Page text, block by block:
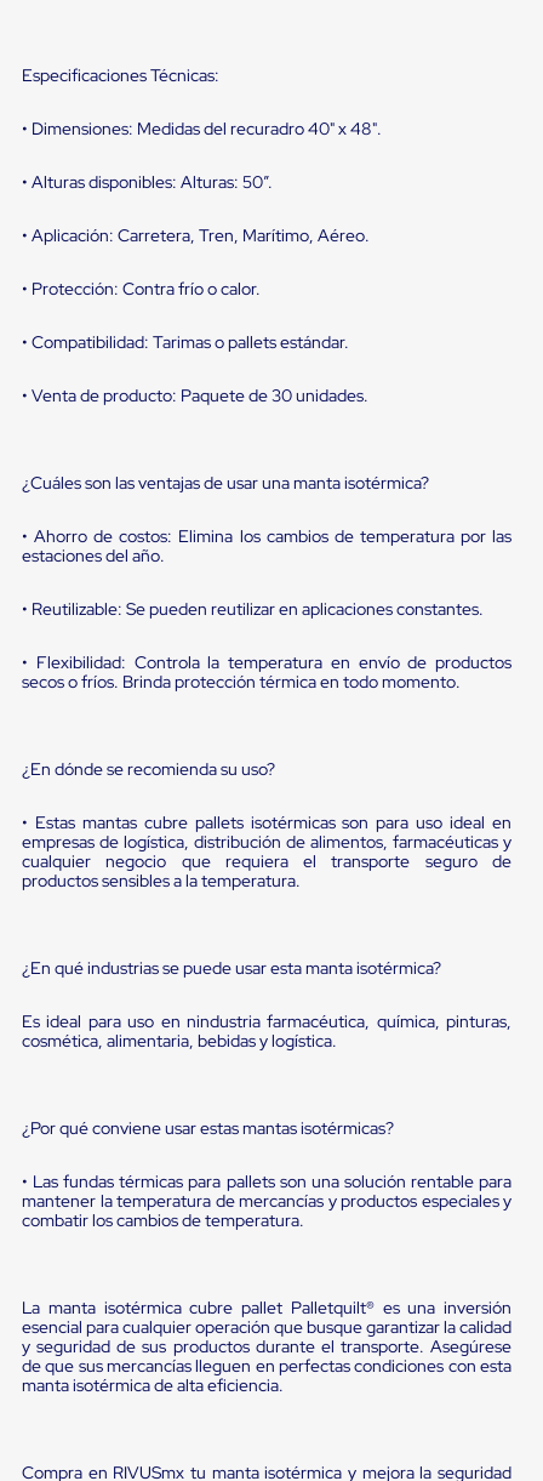
de
Multi
Transportes
de
Controles
de
Básico
de
Muelle/Andén
Diablito
eléctrico
manual
Plataformas
carga
Jaulas
Distribución
Ultima
Charolas
Contenedores
Metálicos
Colapsables
Jaulas
Milla
Robo
Hormiga
Estanterías
Distribución
Equipos
Diablitos
de
carga
Embalaje
Playo
Emplaye
Stretch
Film
Plastico
Especificaciones Técnicas:
• Dimensiones: Medidas del recuradro 40" x 48".
• Alturas disponibles: Alturas: 50”.
• Aplicación: Carretera, Tren, Marítimo, Aéreo.
• Protección: Contra frío o calor.
• Compatibilidad: Tarimas o pallets estándar.
• Venta de producto: Paquete de 30 unidades.
¿Cuáles son las ventajas de usar una manta isotérmica?
• Ahorro de costos: Elimina los cambios de temperatura por las
estaciones del año.
• Reutilizable: Se pueden reutilizar en aplicaciones constantes.
• Flexibilidad: Controla la temperatura en envío de productos
secos o fríos. Brinda protección térmica en todo momento.
¿En dónde se recomienda su uso?
• Estas mantas cubre pallets isotérmicas son para uso ideal en
empresas de logística, distribución de alimentos, farmacéuticas y
cualquier negocio que requiera el transporte seguro de
productos sensibles a la temperatura.
¿En qué industrias se puede usar esta manta isotérmica?
Es ideal para uso en nindustria farmacéutica, química, pinturas,
cosmética, alimentaria, bebidas y logística.
¿Por qué conviene usar estas mantas isotérmicas?
• Las fundas térmicas para pallets son una solución rentable para
mantener la temperatura de mercancías y productos especiales y
combatir los cambios de temperatura.
La manta isotérmica cubre pallet Palletquilt® es una inversión
esencial para cualquier operación que busque garantizar la calidad
y seguridad de sus productos durante el transporte. Asegúrese
de que sus mercancías lleguen en perfectas condiciones con esta
manta isotérmica de alta eficiencia.
Compra en RIVUSmx tu manta isotérmica y mejora la seguridad